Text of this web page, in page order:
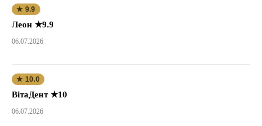
★ 9.9
Леон ★9.9
06.07.2026
★ 10.0
ВітаДент ★10
06.07.2026